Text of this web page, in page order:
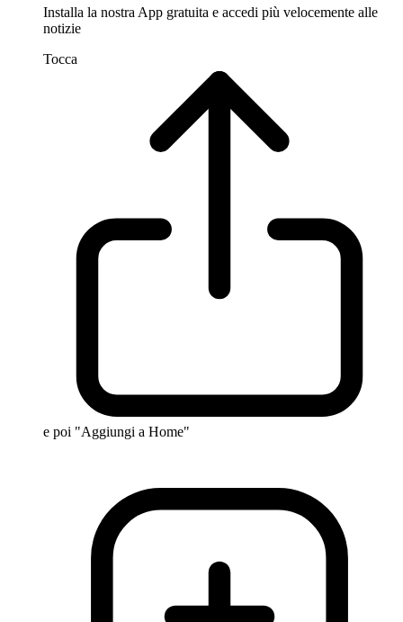
Installa la nostra App gratuita e accedi più velocemente alle
notizie
Tocca
e poi "Aggiungi a Home"